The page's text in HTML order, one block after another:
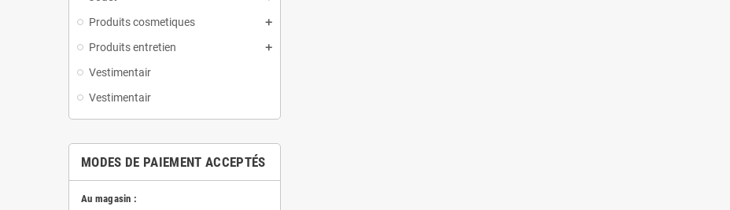
Produits cosmetiques
Produits entretien
Vestimentair
Vestimentair
MODES DE PAIEMENT ACCEPTÉS
Au magasin :